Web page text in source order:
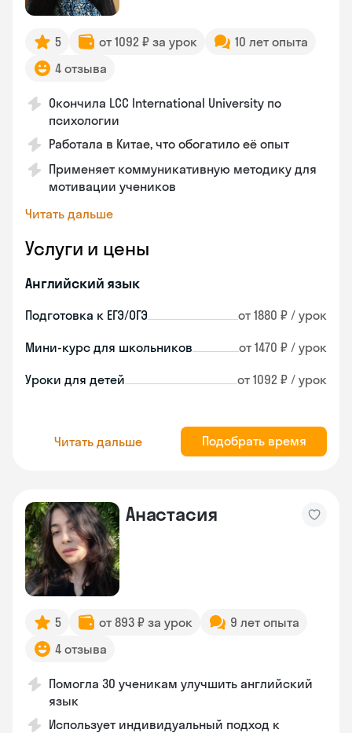
5 от 1092 ₽ за урок
10 лет опыта
4 отзыва
Окончила LCC International University по
психологии
Работала в Китае, что обогатило её опыт
Применяет коммуникативную методику для
мотивации учеников
Читать дальше
Услуги и цены
Английский язык
Подготовка к ЕГЭ/ОГЭ от 1880 ₽ / урок
Мини-курс для школьников от 1470 ₽ / урок
Уроки для детей от 1092 ₽ / урок
Читать дальше Подобрать время
Анастасия
5 от 893 ₽ за урок
9 лет опыта
4 отзыва
Помогла 30 ученикам улучшить английский
язык
Использует индивидуальный подход к